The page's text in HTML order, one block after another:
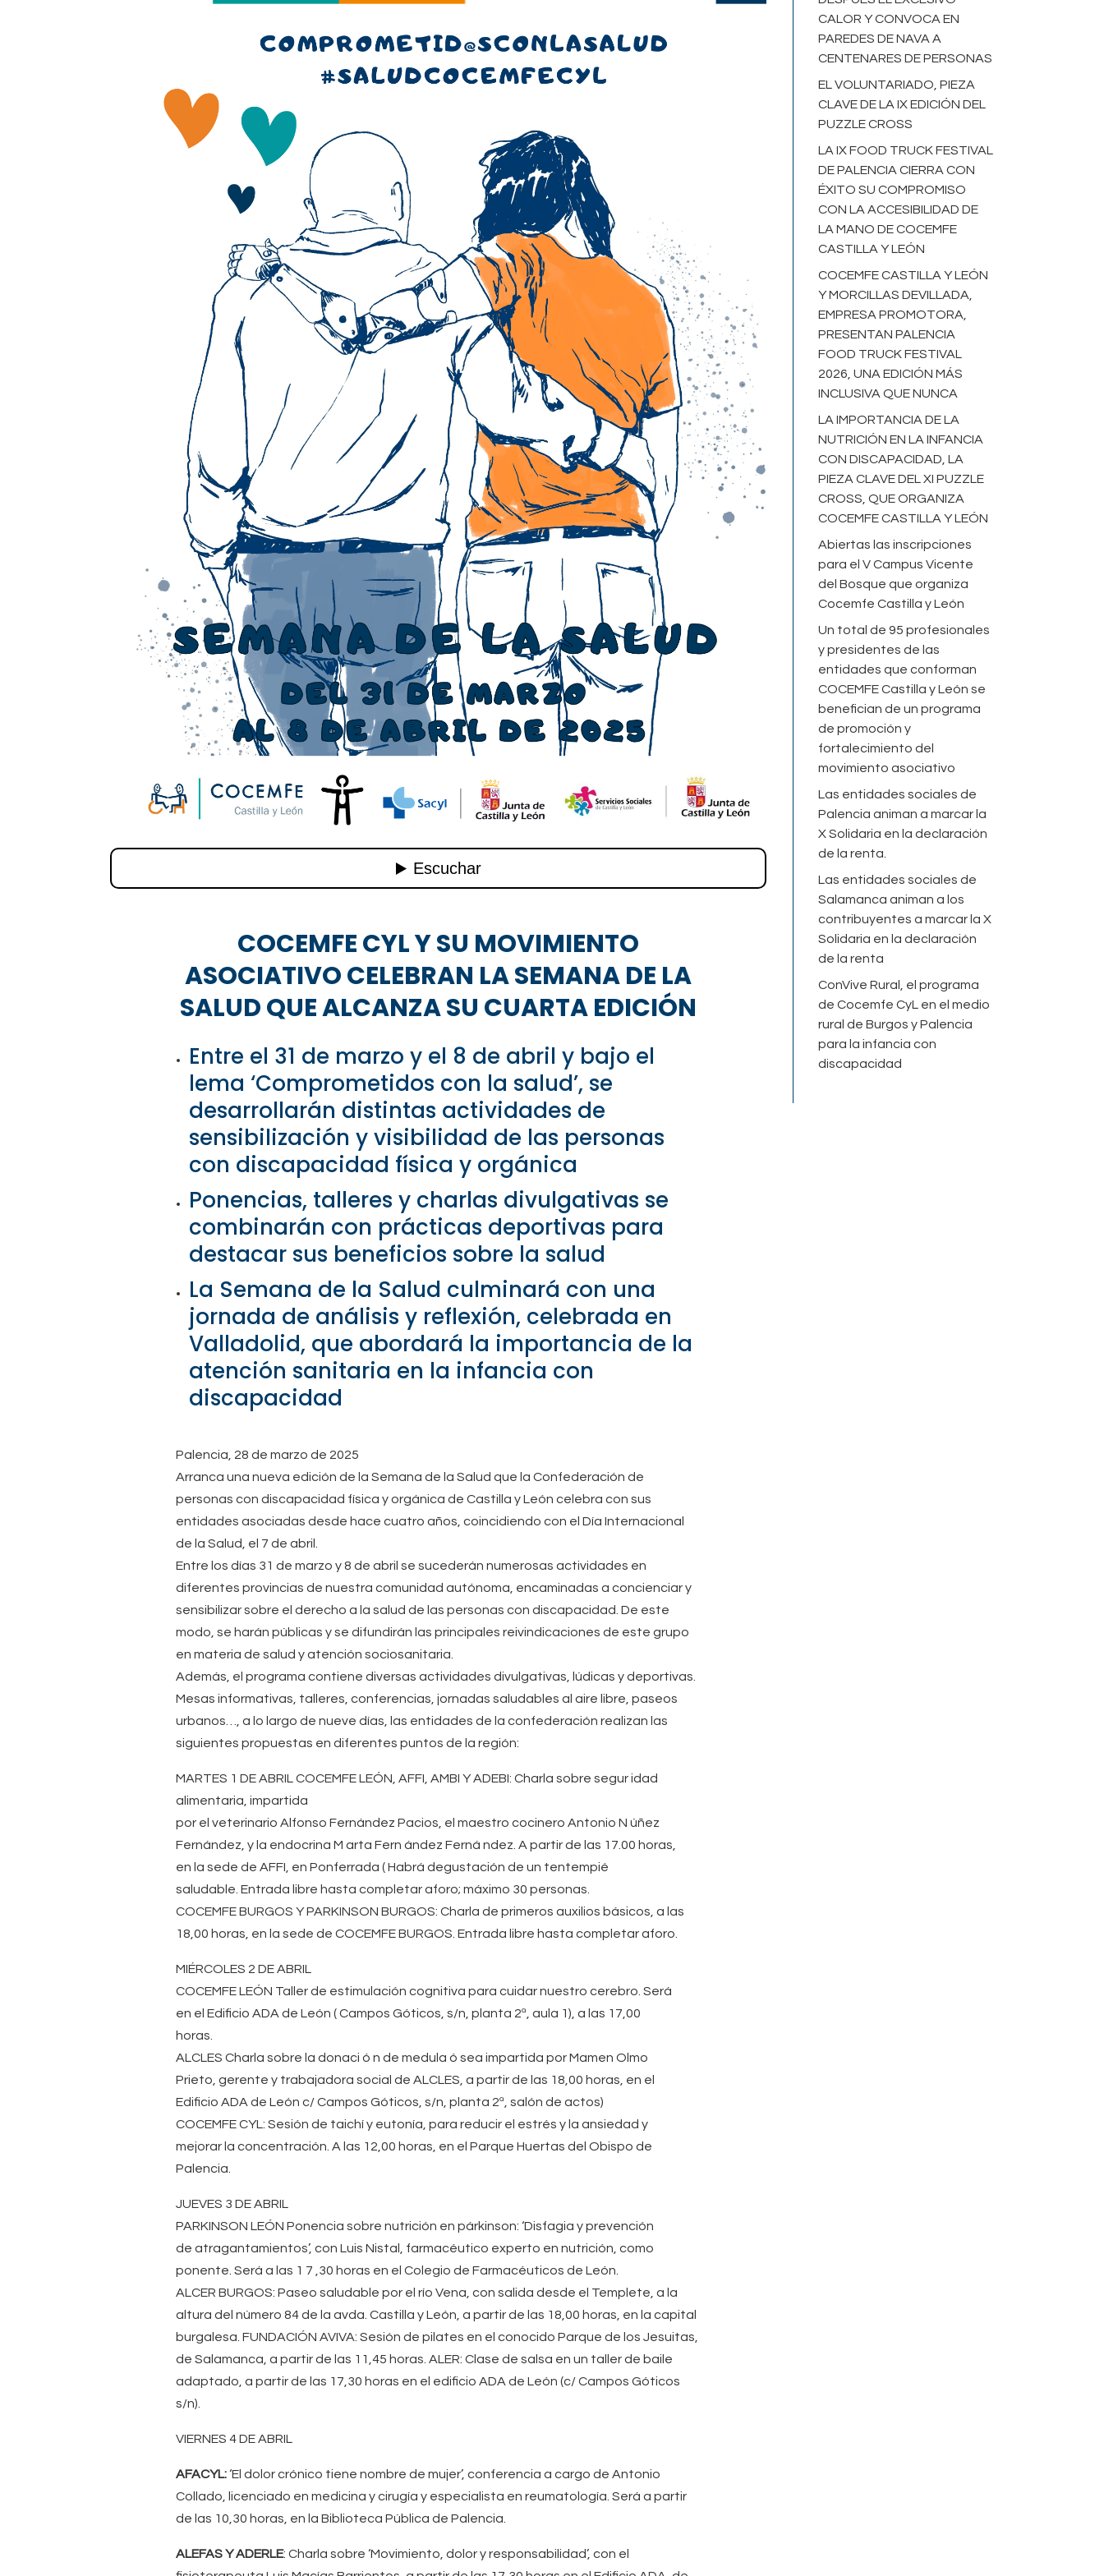
COCEMFE CYL Y SU MOVIMIENTO
ASOCIATIVO CELEBRAN LA SEMANA DE LA
SALUD QUE ALCANZA SU CUARTA EDICIÓN
Entre el 31 de marzo y el 8 de abril y bajo el
lema ‘Comprometidos con la salud’, se
desarrollarán distintas actividades de
sensibilización y visibilidad de las personas
con discapacidad física y orgánica
Ponencias, talleres y charlas divulgativas se
combinarán con prácticas deportivas para
destacar sus beneficios sobre la salud
La Semana de la Salud culminará con una
jornada de análisis y reflexión, celebrada en
Valladolid, que abordará la importancia de la
atención sanitaria en la infancia con
discapacidad
Palencia, 28 de marzo de 2025
Arranca una nueva edición de la Semana de la Salud que la Confederación de
personas con discapacidad física y orgánica de Castilla y León celebra con sus
entidades asociadas desde hace cuatro años, coincidiendo con el Día Internacional
de la Salud, el 7 de abril.
Entre los días 31 de marzo y 8 de abril se sucederán numerosas actividades en
diferentes provincias de nuestra comunidad autónoma, encaminadas a concienciar y
sensibilizar sobre el derecho a la salud de las personas con discapacidad. De este
modo, se harán públicas y se difundirán las principales reivindicaciones de este grupo
en materia de salud y atención sociosanitaria.
Además, el programa contiene diversas actividades divulgativas, lúdicas y deportivas.
Mesas informativas, talleres, conferencias, jornadas saludables al aire libre, paseos
urbanos…, a lo largo de nueve días, las entidades de la confederación realizan las
siguientes propuestas en diferentes puntos de la región:
MARTES 1 DE ABRIL COCEMFE LEÓN, AFFI, AMBI Y ADEBI: Charla sobre segur idad
alimentaria, impartida
por el veterinario Alfonso Fernández Pacios, el maestro cocinero Antonio N úñez
Fernández, y la endocrina M arta Fern ández Ferná ndez. A partir de las 17.00 horas,
en la sede de AFFI, en Ponferrada ( Habrá degustación de un tentempié
saludable. Entrada libre hasta completar aforo; máximo 30 personas.
COCEMFE BURGOS Y PARKINSON BURGOS: Charla de primeros auxilios básicos, a las
18,00 horas, en la sede de COCEMFE BURGOS. Entrada libre hasta completar aforo.
MIÉRCOLES 2 DE ABRIL
COCEMFE LEÓN Taller de estimulación cognitiva para cuidar nuestro cerebro. Será
en el Edificio ADA de León ( Campos Góticos, s/n, planta 2ª, aula 1), a las 17,00
horas.
ALCLES Charla sobre la donaci ó n de medula ó sea impartida por Mamen Olmo
Prieto, gerente y trabajadora social de ALCLES, a partir de las 18,00 horas, en el
Edificio ADA de León c/ Campos Góticos, s/n, planta 2ª, salón de actos)
COCEMFE CYL: Sesión de taichí y eutonía, para reducir el estrés y la ansiedad y
mejorar la concentración. A las 12,00 horas, en el Parque Huertas del Obispo de
Palencia.
JUEVES 3 DE ABRIL
PARKINSON LEÓN Ponencia sobre nutrición en párkinson: ‘Disfagia y prevención
de atragantamientos’, con Luis Nistal, farmacéutico experto en nutrición, como
ponente. Será a las 1 7 ,30 horas en el Colegio de Farmacéuticos de León.
ALCER BURGOS: Paseo saludable por el río Vena, con salida desde el Templete, a la
altura del número 84 de la avda. Castilla y León, a partir de las 18,00 horas, en la capital
burgalesa. FUNDACIÓN AVIVA: Sesión de pilates en el conocido Parque de los Jesuitas,
de Salamanca, a partir de las 11,45 horas. ALER: Clase de salsa en un taller de baile
adaptado, a partir de las 17,30 horas en el edificio ADA de León (c/ Campos Góticos
s/n).
VIERNES 4 DE ABRIL
AFACYL:‘El dolor crónico tiene nombre de mujer’, conferencia a cargo de Antonio
Collado, licenciado en medicina y cirugía y especialista en reumatología. Será a partir
de las 10,30 horas, en la Biblioteca Pública de Palencia.
ALEFAS Y ADERLE: Charla sobre ‘Movimiento, dolor y responsabilidad’, con el
CALOR Y CONVOCA EN
PAREDES DE NAVA A
CENTENARES DE PERSONAS
EL VOLUNTARIADO, PIEZA
CLAVE DE LA IX EDICIÓN DEL
PUZZLE CROSS
LA IX FOOD TRUCK FESTIVAL
DE PALENCIA CIERRA CON
ÉXITO SU COMPROMISO
CON LA ACCESIBILIDAD DE
LA MANO DE COCEMFE
CASTILLA Y LEÓN
COCEMFE CASTILLA Y LEÓN
Y MORCILLAS DEVILLADA,
EMPRESA PROMOTORA,
PRESENTAN PALENCIA
FOOD TRUCK FESTIVAL
2026, UNA EDICIÓN MÁS
INCLUSIVA QUE NUNCA
LA IMPORTANCIA DE LA
NUTRICIÓN EN LA INFANCIA
CON DISCAPACIDAD, LA
PIEZA CLAVE DEL XI PUZZLE
CROSS, QUE ORGANIZA
COCEMFE CASTILLA Y LEÓN
Abiertas las inscripciones
para el V Campus Vicente
del Bosque que organiza
Cocemfe Castilla y León
Un total de 95 profesionales
y presidentes de las
entidades que conforman
COCEMFE Castilla y León se
benefician de un programa
de promoción y
fortalecimiento del
movimiento asociativo
Las entidades sociales de
Palencia animan a marcar la
X Solidaria en la declaración
de la renta.
Las entidades sociales de
Salamanca animan a los
contribuyentes a marcar la X
Solidaria en la declaración
de la renta
ConVive Rural, el programa
de Cocemfe CyL en el medio
rural de Burgos y Palencia
para la infancia con
discapacidad